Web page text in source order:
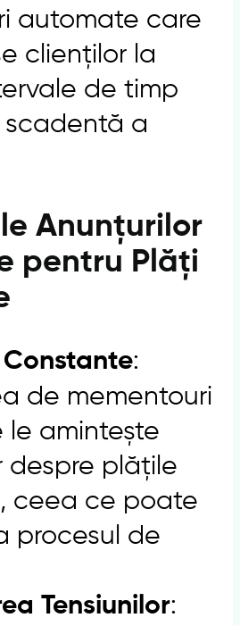
automate care
clienților la
de timp
a
Anunțurilor
pentru Plăți
:
de mementouri
le amintește
despre plățile
ceea ce poate
procesul de
Tensiunilor: